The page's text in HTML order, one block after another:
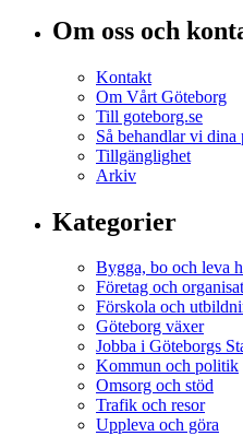
Om oss och
Kontakt
Om Vårt Göteborg
Till goteborg.se
Så behandlar vi dina
Tillgänglighet
Arkiv
Kategorier
Bygga, bo och leva
Företag och
Förskola och
Göteborg växer
Jobba i Göteborgs
Kommun och politik
Omsorg och stöd
Trafik och resor
Uppleva och göra